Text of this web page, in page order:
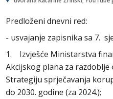
Predloženi dnevni red:
- usvajanje zapisnika sa 7.
1. Izvješće Ministarstva
Akcijskog plana za razdoblje
Strategiju sprječavanja
do 2030. godine (za 2024.);